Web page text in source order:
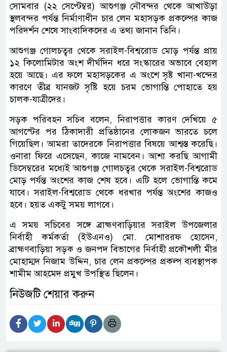
সোমবার (২২ সেপ্টেম্বর) আশুগঞ্জ নৌবন্দর থেকে আখাউড়া
স্থলবন্দর পর্যন্ত নির্মাণাধীন চার লেন মহাসড়ক প্রকল্পের কাজ
পরিদর্শন শেষে সাংবাদিকদের এ তথ্য জানান তিনি।
আশুগঞ্জ গোলচত্বর থেকে সরাইল-বিশ্বরোড মোড় পর্যন্ত প্রায়
১২ কিলোমিটার অংশ দীর্ঘদিন ধরে সংস্কারের অভাবে বেহাল
হয়ে আছে। এর ফলে মহাসড়কের এ অংশে সৃষ্ট খানা-খন্দের
কারণে তীব্র যানজট সৃষ্টি হয়ে চরম ভোগান্তি পোহাতে হয়
চালক-যাত্রীদের।
সড়ক পরিবহন সচিব বলেন, নিরাপত্তার কারণ দেখিয়ে ৫
আগস্টের পর ঠিকাদারী প্রতিষ্ঠানের লোকজন ভারতে চলে
গিয়েছিল। আমরা তাদেরকে নিরাপত্তার বিষয়ে আশ্বস্ত করেছি।
ওনারা ফিরে এসেছেন, কাজে নামবেন। আশা করছি আগামী
ডিসেম্বরের মধ্যেই আশুগঞ্জ গোলচত্বর থেকে সরাইল-বিশ্বরোড
মোড় পর্যন্ত অংশের কাজ শেষ হবে। এটি হলে ভোগান্তি কমে
যাবে। সরাইল-বিশ্বরোড থেকে ধরখার পর্যন্ত অংশের কাজও
হবে। হয়ত একটু সময় লাগবে।
এ সময় সচিবের সঙ্গে ব্রাহ্মণবাড়িয়ার সরাইল উপজেলার
নির্বাহী কর্মকর্তা (ইউএনও) মো. মোশাররফ হোসেন,
ব্রাহ্মণবাড়িয়া সড়ক ও জনপদ বিভাগের নির্বাহী প্রকৌশলী মীর
মোহাম্মদ নিজাম উদ্দিন, চার লেন প্রকল্পের প্রকল্প ব্যবস্থাপক
শামীম আহমেদ প্রমুখ উপস্থিত ছিলেন।
নিউজটি শেয়ার করুন